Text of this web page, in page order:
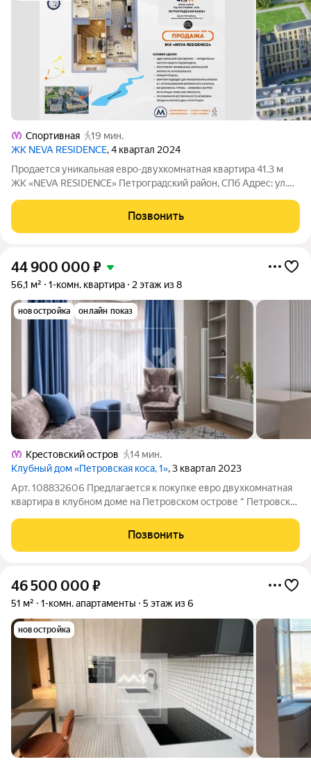
Спортивная
19 мин.
ЖК NEVA RESIDENCE, 4 квартал 2024
Продается уникальная евро-двухкомнатная квартира 41.3 м
ЖК «NEVA RESIDENCE» Петроградский район, СПб Адрес: ул.
6 из
Позвонить
44 900 000 ₽
56,1 м² 1-комн. квартира 2 этаж из 8
новостройка онлайн показ
Крестовский остров
14 мин.
Клубный дом «Петровская коса, 1», 3 квартал 2023
Арт. 108832606 Предлагается к покупке евро двухкомнатная
квартира в клубном доме на Петровском острове " Петровская
Уникальность расположения подчеркивает статус Клубного
дома. Квартира имеет боковой
Позвонить
46 500 000 ₽
51 м² 1-комн. апартаменты 5 этаж из 6
новостройка